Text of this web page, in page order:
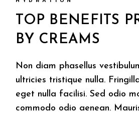
TOP BENEFITS
BY CREAMS
Non diam phasellus
ultricies tristique nulla.
eget nulla facilisi. Sed odio
commodo odio aenean.